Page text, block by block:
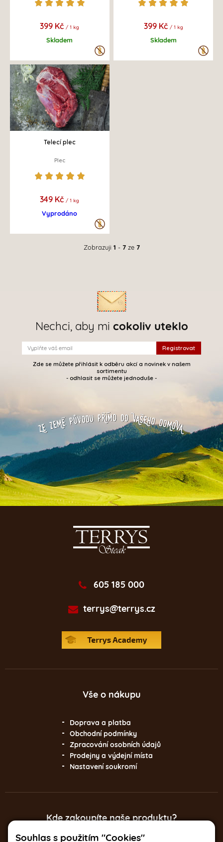
Souhlas s použitím "Cookies"
399 Kč/ 1 kg
Skladem
399 Kč / 1 kg
Skladem
Telecí plec
Plec
349 Kč/ 1 kg
Vyprodáno
Zobrazuji 1 - 7ze 7
Nechci, aby mi cokoliv uteklo
Zde se můžete přihlásit k odběru akcí a novinek v našem
sortimentu
- odhlasit se můžete jednoduše -
605 185 000
terrys@terrys.cz
Vše o nákupu
Doprava a platba
Obchodní podmínky
Zpracování osobních údajů
Prodejny a výdejní místa
Nastavení soukromí
Kde zakoupíte naše produkty?